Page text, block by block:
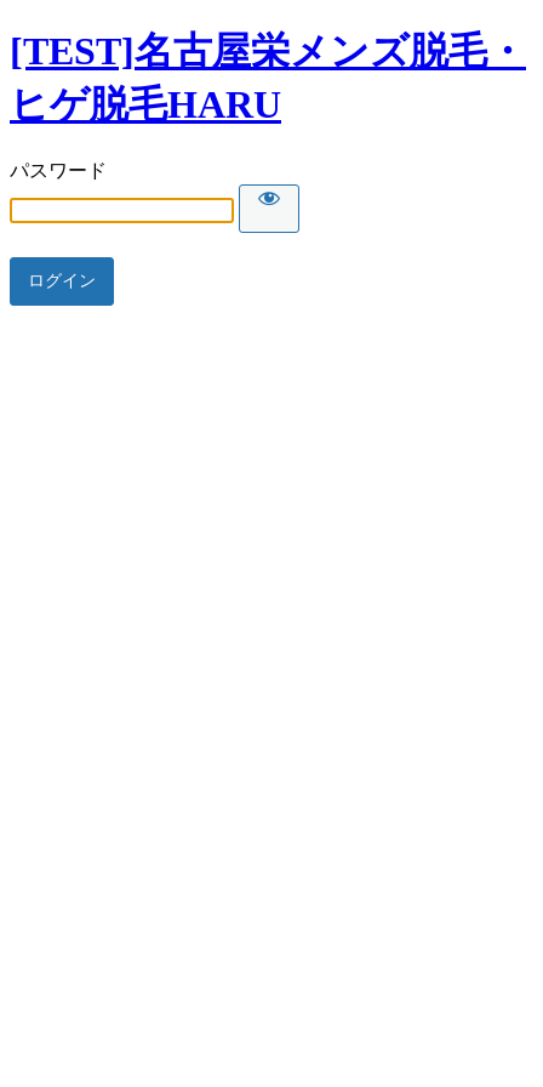
[TEST]名古屋栄メンズ脱毛・
ヒゲ脱毛HARU
パスワード